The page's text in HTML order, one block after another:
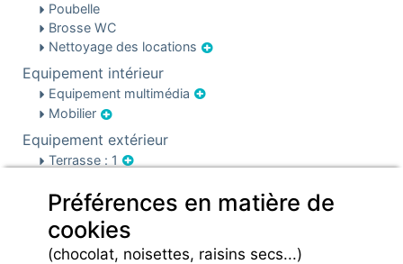
Poubelle
Brosse WC
Nettoyage des locations
Equipement intérieur
Equipement multimédia
Mobilier
Equipement extérieur
Terrasse : 1
Sécurité & parking
Parking
Infos pré et post réservation
Préférences en matière de
cookies
(chocolat, noisettes, raisins secs...)